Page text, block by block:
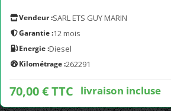
Vendeur :SARL ETS GUY MARIN
Garantie :12 mois
Energie :Diesel
Kilométrage :262291
70,00 € TTC livraison incluse